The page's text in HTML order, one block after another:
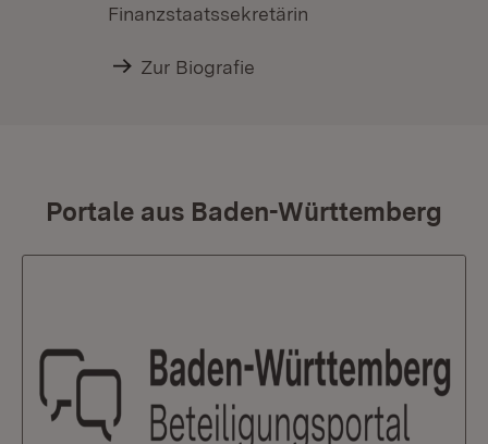
Finanzstaatssekretärin
Zur Biografie
Portale aus Baden-Württemberg